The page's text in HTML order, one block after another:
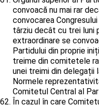
convoacă nu mai rar
convocarea
târziu decât cu trei luni
extraordinare se
Partidului din proprie
treime din comitetele
unei treimi din delegații
Normele
Comitetul Central al
În cazul în care